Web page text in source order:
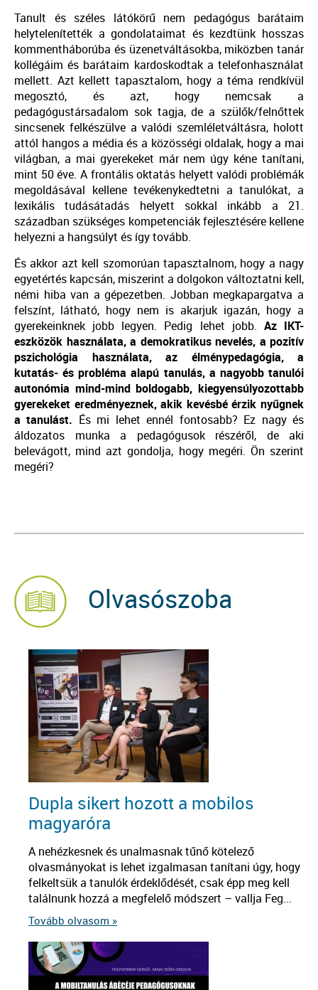
Tanult és széles látókörű nem pedagógus barátaim
helytelenítették a gondolataimat és kezdtünk hosszas
kommentháborúba és üzenetváltásokba, miközben tanár
kollégáim és barátaim kardoskodtak a telefonhasználat
mellett. Azt kellett tapasztalom, hogy a téma rendkívül
megosztó, és azt, hogy nemcsak a
pedagógustársadalom sok tagja, de a szülők/felnőttek
sincsenek felkészülve a valódi szemléletváltásra, holott
attól hangos a média és a közösségi oldalak, hogy a mai
világban, a mai gyerekeket már nem úgy kéne tanítani,
mint 50 éve. A frontális oktatás helyett valódi problémák
megoldásával kellene tevékenykedtetni a tanulókat, a
lexikális tudásátadás helyett sokkal inkább a 21.
században szükséges kompetenciák fejlesztésére kellene
helyezni a hangsúlyt és így tovább.
És akkor azt kell szomorúan tapasztalnom, hogy a nagy
egyetértés kapcsán, miszerint a dolgokon változtatni kell,
némi hiba van a gépezetben. Jobban megkapargatva a
felszínt, látható, hogy nem is akarjuk igazán, hogy a
gyerekeinknek jobb legyen. Pedig lehet jobb. Az IKT-
eszközök használata, a demokratikus nevelés, a pozitív
pszichológia használata, az élménypedagógia, a
kutatás- és probléma alapú tanulás, a nagyobb tanulói
autonómia mind-mind boldogabb, kiegyensúlyozottabb
gyerekeket eredményeznek, akik kevésbé érzik nyűgnek
a tanulást. És mi lehet ennél fontosabb? Ez nagy és
áldozatos munka a pedagógusok részéről, de aki
belevágott, mind azt gondolja, hogy megéri. Ön szerint
megéri?
Olvasószoba
Dupla sikert hozott a mobilos
magyaróra
A nehézkesnek és unalmasnak tűnő kötelező
olvasmányokat is lehet izgalmasan tanítani úgy, hogy
felkeltsük a tanulók érdeklődését, csak épp meg kell
találnunk hozzá a megfelelő módszert – vallja Feg...
Tovább olvasom »